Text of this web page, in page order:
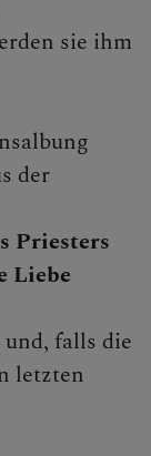
sie ihm
der
Priesters
Liebe
falls die
letzten